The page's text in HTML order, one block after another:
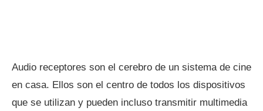
Audio receptores son el cerebro de un sistema de cine
en casa. Ellos son el centro de todos los dispositivos
que se utilizan y pueden incluso transmitir multimedia